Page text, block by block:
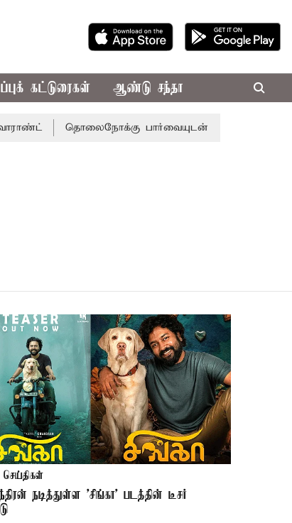
கட்டுரைகள் ஆண்டு சந்தா
தொலைநோக்கு பார்வையுடன் கூடிய வேளாண்
செய்திகள்
நடித்துள்ள 'சிங்கா' படத்தின் டீசர்